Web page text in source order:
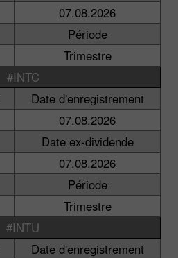
07.08.2026
Période
Trimestre
#INTC
Date d'enregistrement
07.08.2026
Date ex-dividende
07.08.2026
Période
Trimestre
#INTU
Date d'enregistrement